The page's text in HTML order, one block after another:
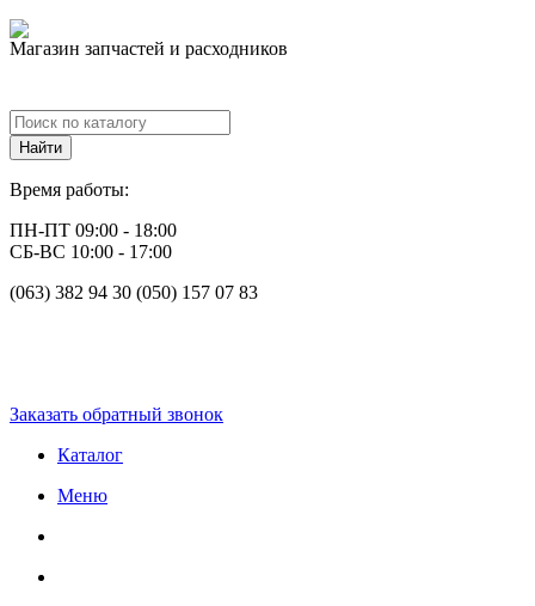
Магазин запчастей и расходников
Время работы:
ПН-ПТ 09:00 - 18:00
СБ-ВС 10:00 - 17:00
(063) 382 94 30 (050) 157 07 83
Заказать обратный звонок
Каталог
Меню